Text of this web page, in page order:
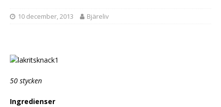
10 december, 2013 Bjäreliv
50 stycken
Ingredienser